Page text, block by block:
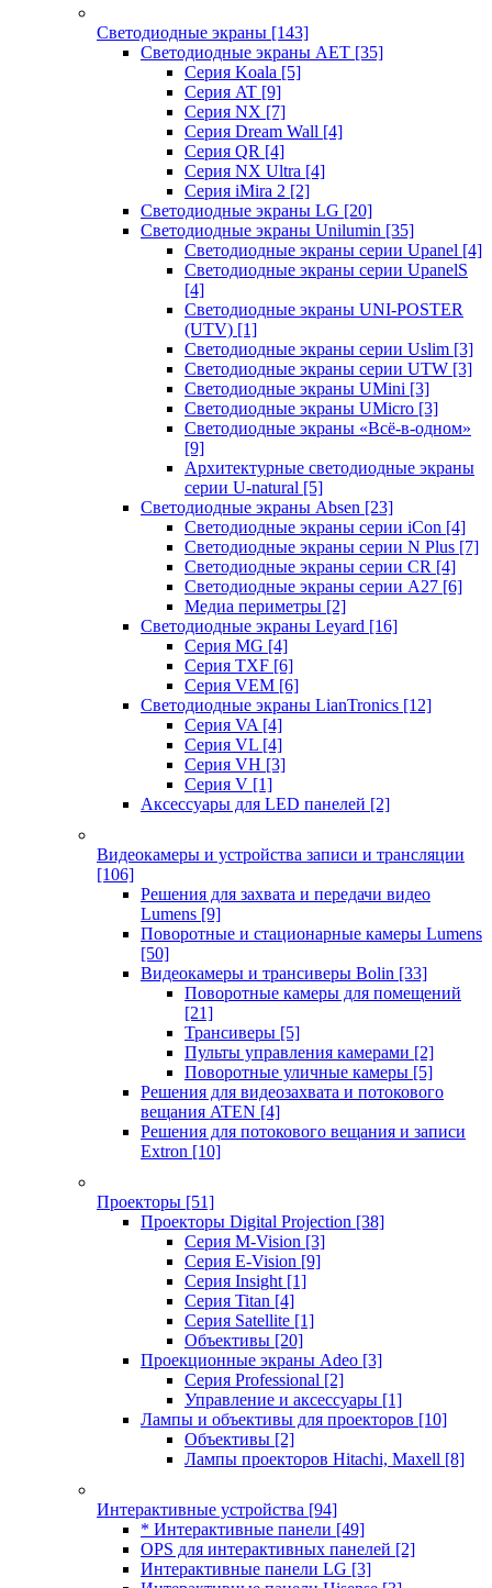
Светодиодные экраны [143]
Светодиодные экраны AET [35]
Cерия Koala [5]
Серия AT [9]
Серия NX [7]
Серия Dream Wall [4]
Серия QR [4]
Серия NX Ultra [4]
Серия iMira 2 [2]
Светодиодные экраны LG [20]
Светодиодные экраны Unilumin [35]
Светодиодные экраны серии Upanel [4]
Светодиодные экраны серии UpanelS
[4]
Светодиодные экраны UNI-POSTER
(UTV) [1]
Светодиодные экраны серии Uslim [3]
Светодиодные экраны серии UTW [3]
Светодиодные экраны UMini [3]
Светодиодные экраны UMicro [3]
Светодиодные экраны «Всё-в-одном»
[9]
Архитектурные светодиодные экраны
серии U-natural [5]
Светодиодные экраны Absen [23]
Светодиодные экраны серии iCon [4]
Светодиодные экраны серии N Plus [7]
Светодиодные экраны серии CR [4]
Светодиодные экраны серии А27 [6]
Медиа периметры [2]
Светодиодные экраны Leyard [16]
Серия MG [4]
Серия TXF [6]
Серия VEM [6]
Светодиодные экраны LianTronics [12]
Серия VA [4]
Серия VL [4]
Серия VH [3]
Серия V [1]
Аксессуары для LED панелей [2]
Видеокамеры и устройства записи и трансляции
[106]
Решения для захвата и передачи видео
Lumens [9]
Поворотные и стационарные камеры Lumens
[50]
Видеокамеры и трансиверы Bolin [33]
Поворотные камеры для помещений
[21]
Трансиверы [5]
Пульты управления камерами [2]
Поворотные уличные камеры [5]
Решения для видеозахвата и потокового
вещания ATEN [4]
Решения для потокового вещания и записи
Extron [10]
Проекторы [51]
Проекторы Digital Projection [38]
Серия M-Vision [3]
Серия E-Vision [9]
Серия Insight [1]
Серия Titan [4]
Серия Satellite [1]
Объективы [20]
Проекционные экраны Adeo [3]
Серия Professional [2]
Управление и аксессуары [1]
Лампы и объективы для проекторов [10]
Объективы [2]
Лампы проекторов Hitachi, Maxell [8]
Интерактивные устройства [94]
* Интерактивные панели [49]
OPS для интерактивных панелей [2]
Интерактивные панели LG [3]